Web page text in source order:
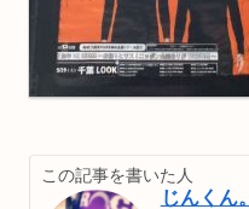
この記事を書いた人
じんくん。